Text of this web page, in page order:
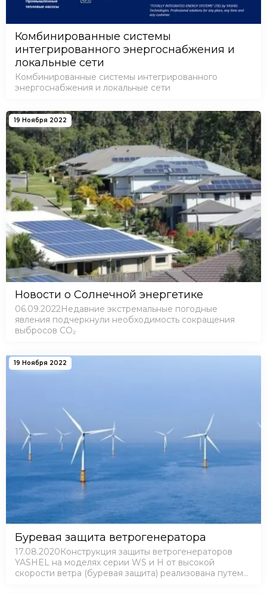
Комбинированные системы
интегрированного энергоснабжения и
локальные сети
Комбинированные системы интегрированного
энергоснабжения и локальные сети
19 Ноября 2022
Новости о Солнечной энергетике
06.09.2022Недавние экстремальные погодные
явления подчеркнули необходимость сокращения
выбросов CO₂
19 Ноября 2022
Буревая защита ветрогенератора
17.08.2020Конструкция защиты ветрогенераторов
YASHEL на моделях серии WS и Н от высокой
скорости ветра (буревая защита) реализована путем